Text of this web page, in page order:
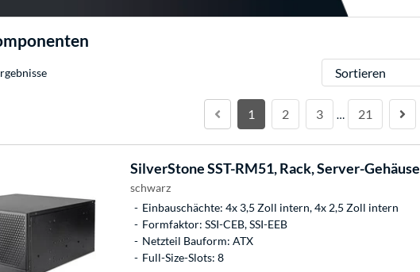
Sortieren
1 2 3 … 21
SilverStoneSST-RM51, Rack, Server-Gehäuse
schwarz
Einbauschächte: 4x 3,5 Zoll intern, 4x 2,5 Zoll intern
Formfaktor: SSI-CEB, SSI-EEB
Netzteil Bauform: ATX
Full-Size-Slots: 8